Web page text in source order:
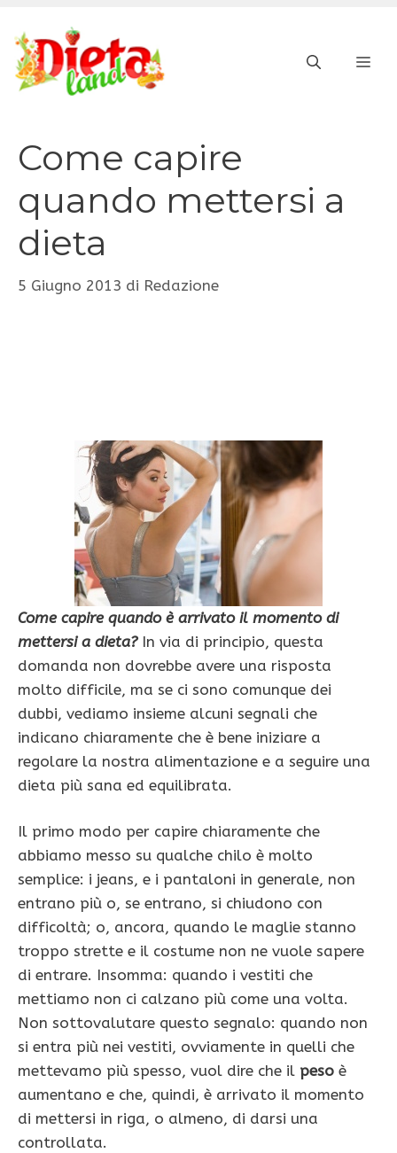
contenuto
Come capire
quando mettersi a
dieta
5 Giugno 2013 di Redazione
Come capire quando è arrivato il momento di
mettersi a dieta?In via di principio, questa
domanda non dovrebbe avere una risposta
molto difficile, ma se ci sono comunque dei
dubbi, vediamo insieme alcuni segnali che
indicano chiaramente che è bene iniziare a
regolare la nostra alimentazione e a seguire una
dieta più sana ed equilibrata.
Il primo modo per capire chiaramente che
abbiamo messo su qualche chilo è molto
semplice: i jeans, e i pantaloni in generale, non
entrano più o, se entrano, si chiudono con
difficoltà; o, ancora, quando le maglie stanno
troppo strette e il costume non ne vuole sapere
di entrare. Insomma: quando i vestiti che
mettiamo non ci calzano più come una volta.
Non sottovalutare questo segnalo: quando non
si entra più nei vestiti, ovviamente in quelli che
mettevamo più spesso, vuol dire che il peso è
aumentano e che, quindi, è arrivato il momento
di mettersi in riga, o almeno, di darsi una
controllata.